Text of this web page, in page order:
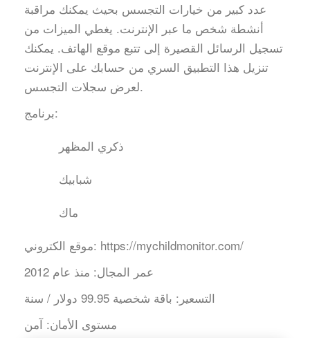
عدد كبير من خيارات التجسس بحيث يمكنك مراقبة
أنشطة شخص ما عبر الإنترنت. يغطي الميزات من
تسجيل الرسائل القصيرة إلى تتبع موقع الهاتف. يمكنك
تنزيل هذا التطبيق السري من حسابك على الإنترنت
لعرض سجلات التجسس.
برنامج:
ذكري المظهر
شبابيك
ماك
موقع الكتروني: https://mychildmonitor.com/
عمر المجال: منذ عام 2012
التسعير: باقة شخصية 99.95 دولار / سنة
مستوى الأمان: آمن